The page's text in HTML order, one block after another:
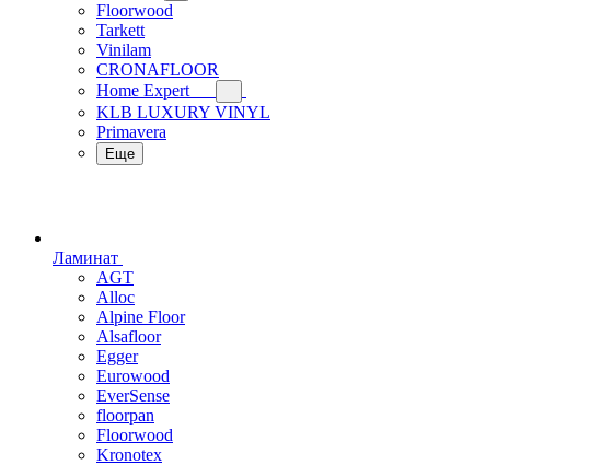
Floorwood
Tarkett
Vinilam
CRONAFLOOR
Home Expert
KLB LUXURY VINYL
Primavera
Еще
Ламинат
AGT
Alloc
Alpine Floor
Alsafloor
Egger
Eurowood
EverSense
floorpan
Floorwood
Kronotex